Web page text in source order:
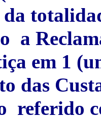
da
a
em 1
das
referido